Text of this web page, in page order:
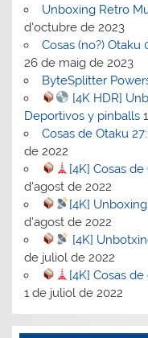
Unboxing Retro
d'octubre de 2023
Cosas (no?) Otaku
26 de maig de 2023
ByteSplitter
[4K HDR]
Deportivos y pinballs
Cosas de Otaku
de 2022
[4K] Cosas
d'agost de 2022
[4K]
d'agost de 2022
[4K]
de juliol de 2022
[4K] Cosas
1 de juliol de 2022